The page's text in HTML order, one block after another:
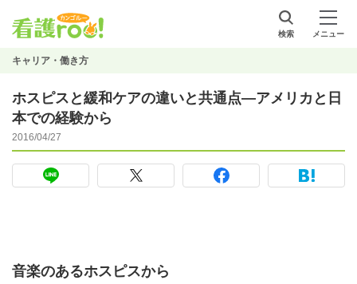
検索 メニュー
キャリア・働き方
ホスピスと緩和ケアの違いと共通点―アメリカと日
本での経験から
2016/04/27
音楽のあるホスピスから